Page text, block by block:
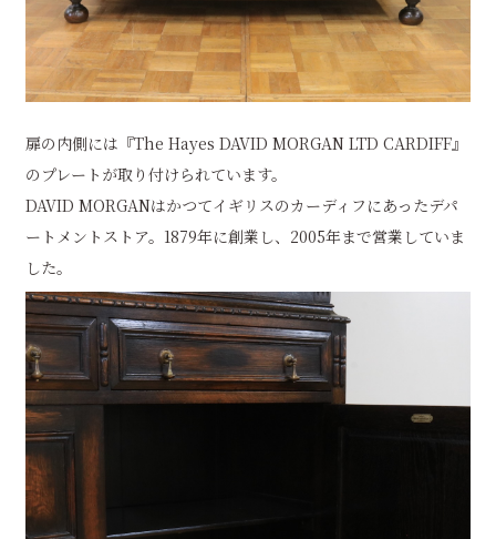
扉の内側には『The Hayes DAVID MORGAN LTD CARDIFF』
のプレートが取り付けられています。
DAVID MORGANはかつてイギリスのカーディフにあったデパ
ートメントストア。1879年に創業し、2005年まで営業していま
した。